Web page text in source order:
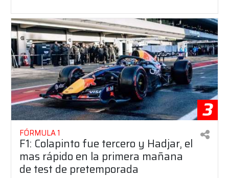
3
FÓRMULA 1
F1: Colapinto fue tercero y Hadjar, el
mas rápido en la primera mañana
de test de pretemporada